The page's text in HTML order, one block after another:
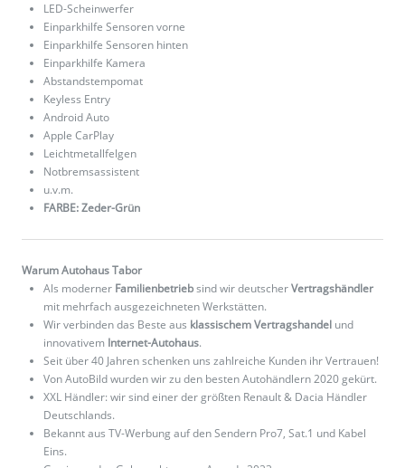
LED-Scheinwerfer
Einparkhilfe Sensoren vorne
Einparkhilfe Sensoren hinten
Einparkhilfe Kamera
Abstandstempomat
Keyless Entry
Android Auto
Apple CarPlay
Leichtmetallfelgen
Notbremsassistent
u.v.m.
FARBE: Zeder-Grün
Warum Autohaus Tabor
Als moderner Familienbetriebsind wir deutscherVertragshändler
mit mehrfach ausgezeichneten Werkstätten.
Wir verbinden das Beste aus klassischem Vertragshandel und
innovativem Internet-Autohaus.
Seit über 40 Jahren schenken uns zahlreiche Kunden ihr Vertrauen!
Von AutoBild wurden wir zu den besten Autohändlern 2020 gekürt.
XXL Händler: wir sind einer der größten Renault & Dacia Händler
Deutschlands.
Bekannt aus TV-Werbung auf den Sendern Pro7, Sat.1 und Kabel
Eins.